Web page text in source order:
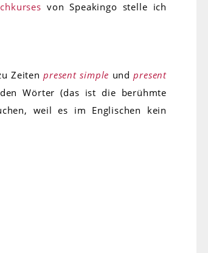
von Speakingo stelle ich
Zeitenpresent simple undpresent
Wörter (das ist die berühmte
weil es im Englischen kein